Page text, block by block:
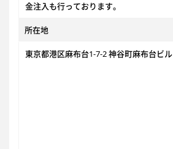
金注入も行っております。
所在地
東京都港区麻布台1-7-2 神谷町麻布台ビル